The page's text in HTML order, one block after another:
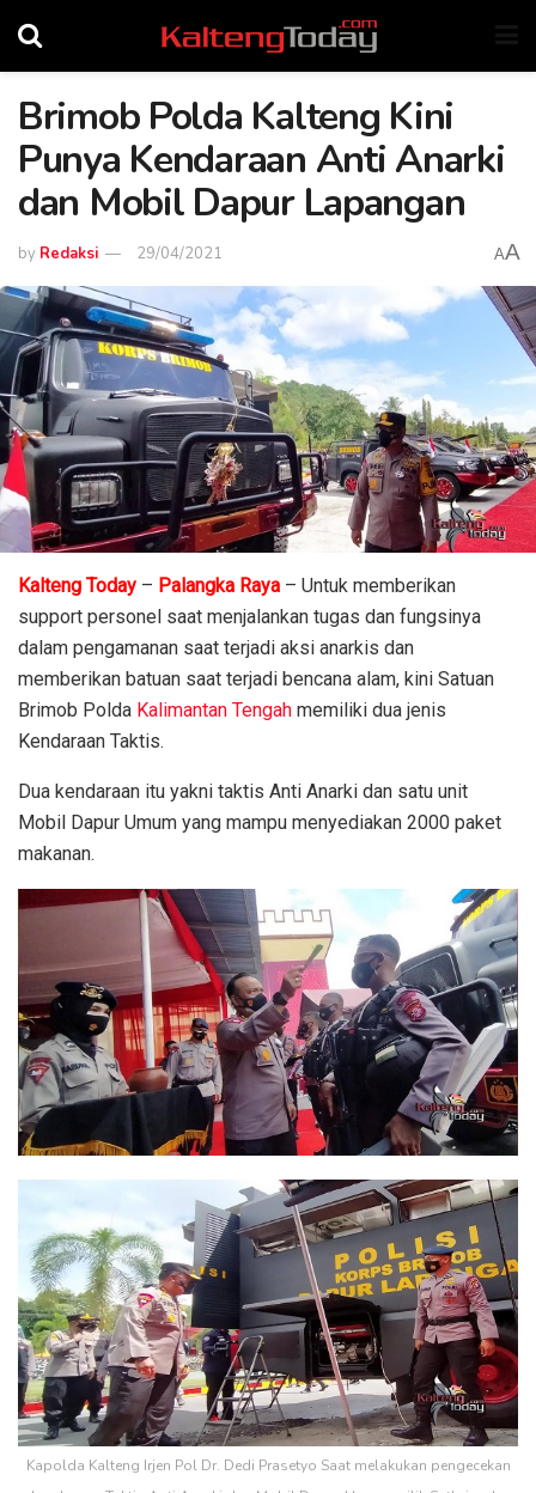
Brimob Polda Kalteng Kini
Punya Kendaraan Anti Anarki
dan Mobil Dapur Lapangan
by Redaksi 29/04/2021 AA
Kalteng Today – Palangka Raya – Untuk memberikan
support personel saat menjalankan tugas dan fungsinya
dalam pengamanan saat terjadi aksi anarkis dan
memberikan batuan saat terjadi bencana alam, kini Satuan
Brimob Polda Kalimantan Tengah memiliki dua jenis
Kendaraan Taktis.
Dua kendaraan itu yakni taktis Anti Anarki dan satu unit
Mobil Dapur Umum yang mampu menyediakan 2000 paket
makanan.
Kapolda Kalteng Irjen Pol Dr. Dedi Prasetyo Saat melakukan pengecekan